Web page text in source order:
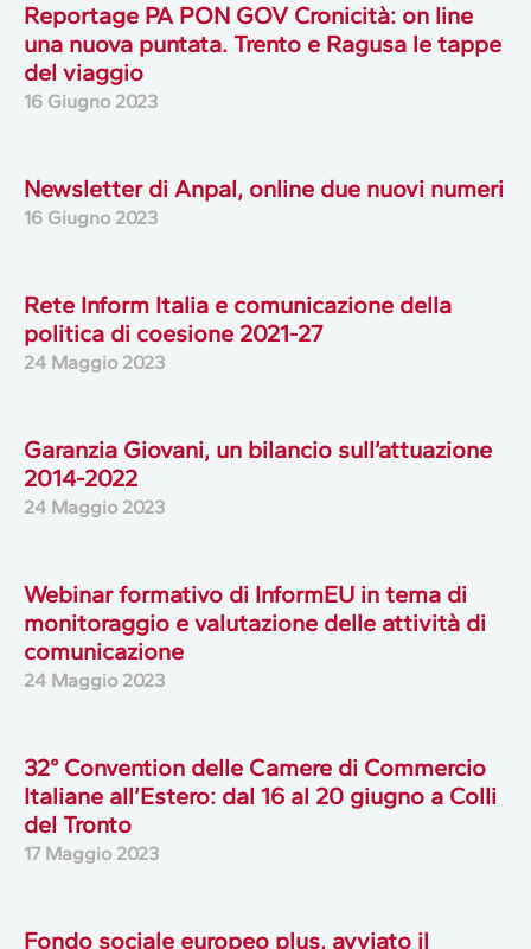
Reportage PA PON GOV Cronicità: on line
una nuova puntata. Trento e Ragusa le tappe
del viaggio
16 Giugno 2023
Newsletter di Anpal, online due nuovi numeri
16 Giugno 2023
Rete Inform Italia e comunicazione della
politica di coesione 2021-27
24 Maggio 2023
Garanzia Giovani, un bilancio sull’attuazione
2014-2022
24 Maggio 2023
Webinar formativo di InformEU in tema di
monitoraggio e valutazione delle attività di
comunicazione
24 Maggio 2023
32° Convention delle Camere di Commercio
Italiane all’Estero: dal 16 al 20 giugno a Colli
del Tronto
17 Maggio 2023
Fondo sociale europeo plus, avviato il